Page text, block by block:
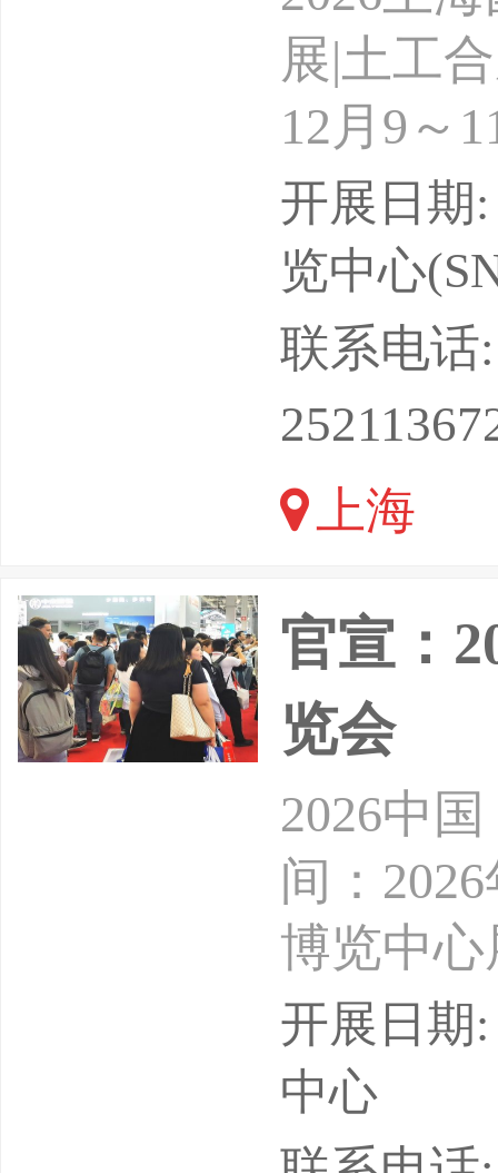
展|土工
12月9～
办：
近年来
设、能
成材料
合土工
材料等
开展日期
览中心
联系电话
上海
官宣：
览会
2026中
间：
博览中
（杭州
渠道融
品类，
开展日期
中心